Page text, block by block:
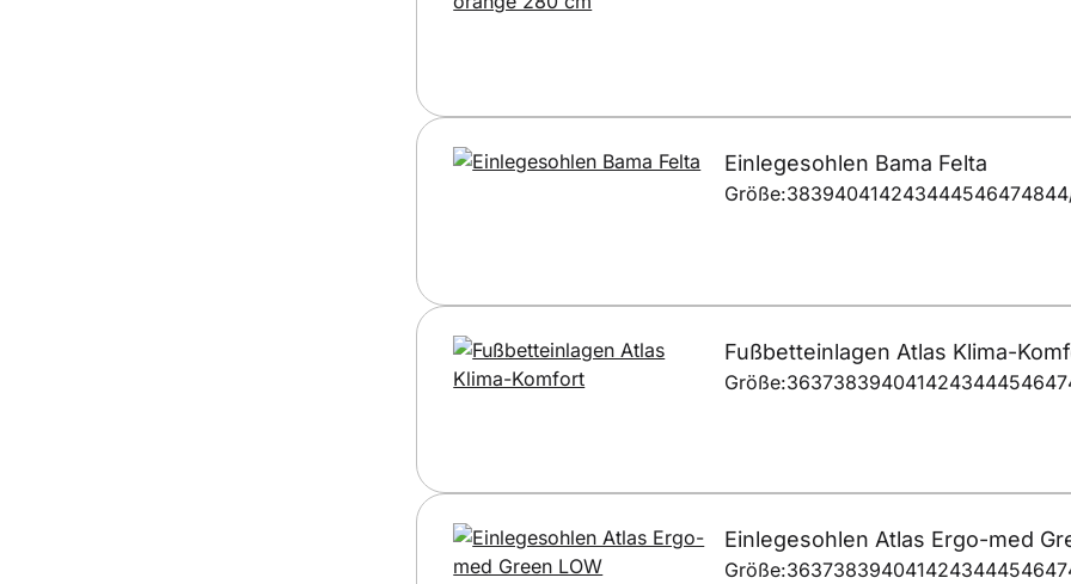
Einlegesohlen Bama Felta
Größe:3839404142434445464748
Fußbetteinlagen Atlas Klima-
Größe:363738394041424344454647
Einlegesohlen Atlas Ergo-med
Größe:363738394041424344454647